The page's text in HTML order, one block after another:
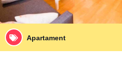
Apartament